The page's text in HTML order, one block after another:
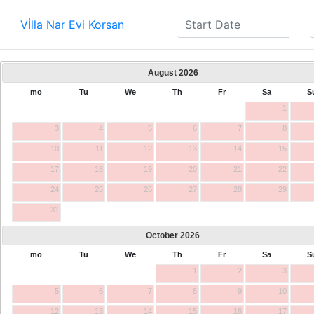
Vİlla Nar Evi Korsan
August 2026
mo Tu We Th Fr Sa
1
3 4 5 6 7 8
10 11 12 13 14 15
17 18 19 20 21 22
24 25 26 27 28 29
31
October 2026
mo Tu We Th Fr Sa
1
2 3
5 6 7 8 9 10
12 13 14 15 16 17